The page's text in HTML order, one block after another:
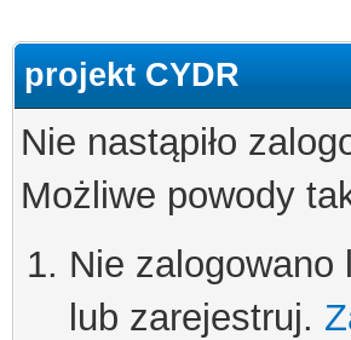
projekt CYDR
Nie nastąpiło
Możliwe powody
Nie
lub zarejestruj.